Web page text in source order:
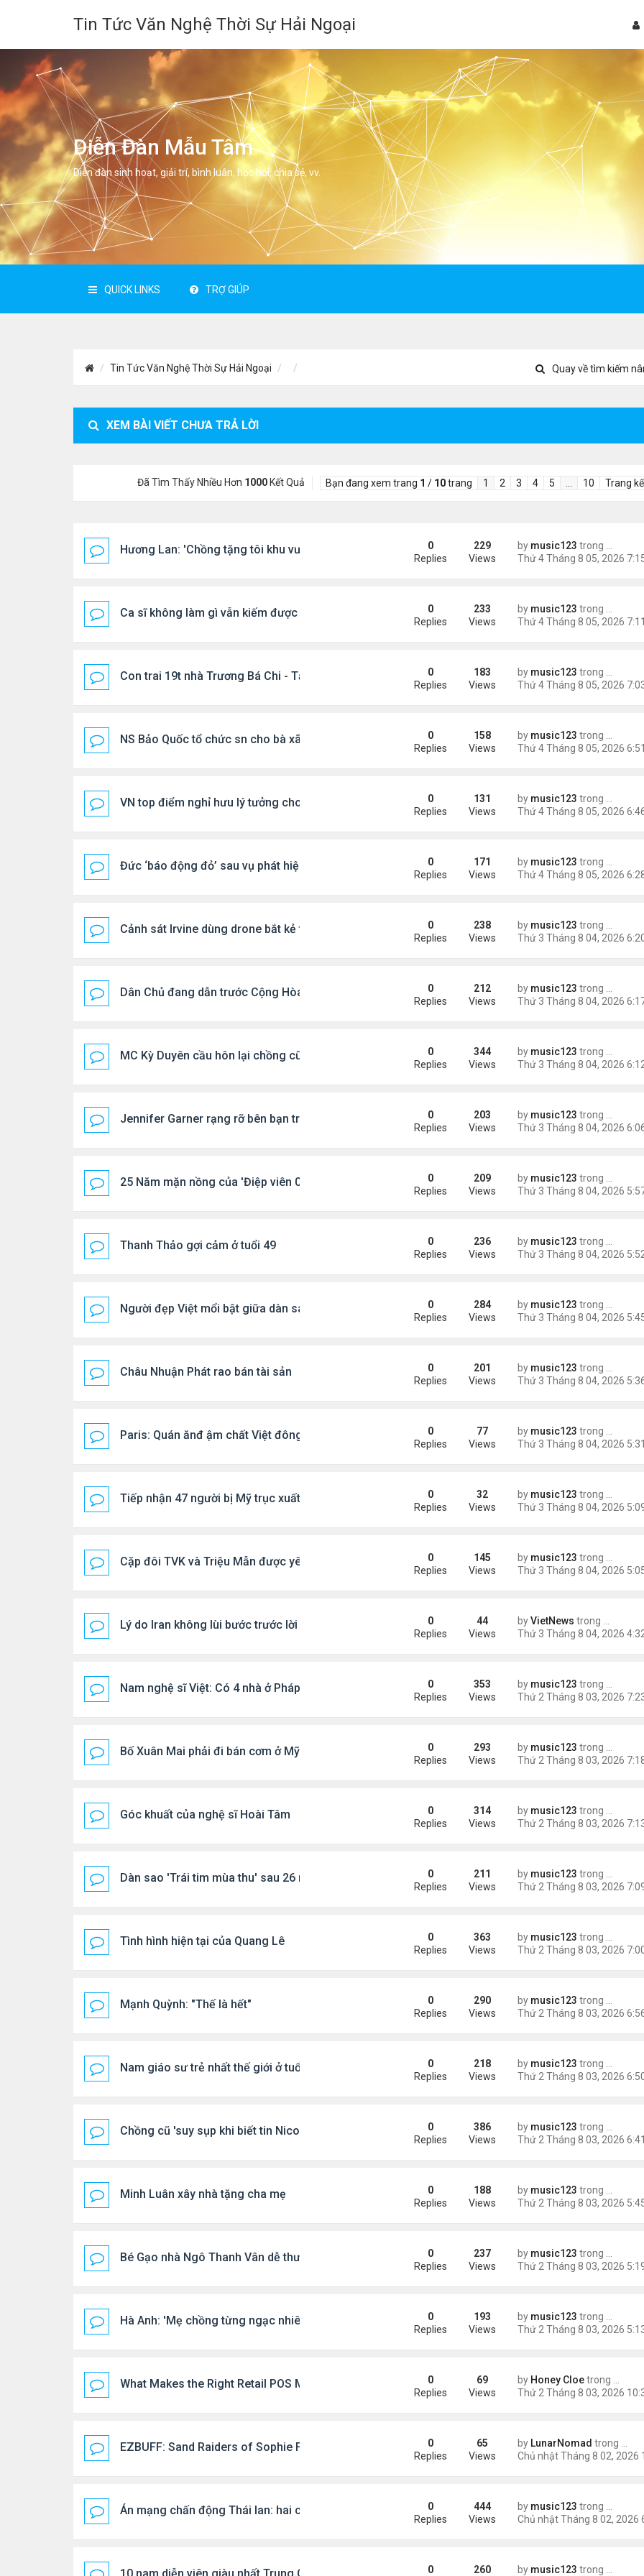
Tin Tức Văn Nghệ Thời Sự Hải Ngoại
Diễn Đàn Mẫu Tâm
Diễn đàn sinh hoạt, giải trí, bình luân, học hỏi, chia sẻ, vv.
QUICK LINKS TRỢ GIÚP
Tin Tức Văn Nghệ Thời Sự Hải Ngoại Quay về tìm kiếm
XEM BÀI VIẾT CHƯA TRẢ LỜI
Đã Tìm Thấy Nhiều Hơn 1000Kết Quả Bạn đang xem trang 1 / 10trang 1 2 3 4 5 10 Trang
Hương Lan: 'Chồng tặng tôi khu vườn tình yêu' by music123 trong
Tin
0
Replies
229
Views
Ca sĩ không làm gì vẫn kiếm được 400 triệu đồng/tháng by music123 trong
Tin
0
Replies
233
Views
Con trai 19t nhà Trương Bá Chi - Tạ Đình Phong by music123 trong
0
Replies
183
Views
NS Bảo Quốc tổ chức sn cho bà xã by music123 trong
0
Replies
158
Views
VN top điểm nghỉ hưu lý tưởng cho người Mỹ by music123 trong
0
Replies
131
Views
Đức ‘báo động đỏ’ sau vụ phát hiện UAV mang chất nổ ở sân bay by music123 trong
0
Replies
171
Views
Cảnh sát Irvine dùng drone bắt kẻ trộm trong Walmart by music123 trong
0
Replies
238
Views
Dân Chủ đang dẫn trước Cộng Hòa trong các cuộc thăm dò dư luận by music123 trong
0
Replies
212
Views
MC Kỳ Duyên cầu hôn lại chồng cũ by music123 trong
0
Replies
344
Views
Jennifer Garner rạng rỡ bên bạn trai kém 6 tuổi by music123 trong
0
Replies
203
Views
25 Năm mặn nồng của 'Điệp viên 007' by music123 trong
0
Replies
209
Views
Thanh Thảo gợi cảm ở tuổi 49 by music123 trong
0
Replies
236
Views
Người đẹp Việt mổi bật giữa dàn sao châu Á by music123 trong
0
Replies
284
Views
Châu Nhuận Phát rao bán tài sản by music123 trong
0
Replies
201
Views
Paris: Quán ănđ ậm chất Việt đông kín khách chờ by music123 trong
0
Replies
77
Views
Tiếp nhận 47 người bị Mỹ trục xuất, Công an khuyến cáo by music123 trong
0
Replies
32
Views
Cặp đôi TVK và Triệu Mẫn được yêu thích nhất by music123 trong
0
Replies
145
Views
Lý do Iran không lùi bước trước lời đe dọa của ông Trump byVietNews trong
0
Replies
44
Views
Nam nghệ sĩ Việt: Có 4 nhà ở Pháp, sống gần tháp Eiffel... by music123 trong
0
Replies
353
Views
Bố Xuân Mai phải đi bán cơm ở Mỹ by music123 trong
0
Replies
293
Views
Góc khuất của nghệ sĩ Hoài Tâm by music123 trong
0
Replies
314
Views
Dàn sao 'Trái tim mùa thu' sau 26 năm by music123 trong
0
Replies
211
Views
Tình hình hiện tại của Quang Lê by music123 trong
0
Replies
363
Views
Mạnh Quỳnh: "Thế là hết" by music123 trong
0
Replies
290
Views
Nam giáo sư trẻ nhất thế giới ở tuổi 18 by music123 trong
0
Replies
218
Views
Chồng cũ 'suy sụp khi biết tin Nicole Kidman có tình mới' by music123 trong
0
Replies
386
Views
Minh Luân xây nhà tặng cha mẹ by music123 trong
0
Replies
188
Views
Bé Gạo nhà Ngô Thanh Vân dễ thương trong tiệc thôi nôi by music123 trong
0
Replies
237
Views
Hà Anh: 'Mẹ chồng từng ngạc nhiên vì tôi luôn trả tiền...' by music123 trong
0
Replies
193
Views
What Makes the Right Retail POS Matter? by Honey Cloetrong
0
Replies
69
Views
EZBUFF: Sand Raiders of Sophie Farming Guide: Best Ways to Collect Valuable Resources
by LunarNomad trong
0
Replies
65
Views
Án mạng chấn động Thái lan: hai chị em người Nga bị giết... by music123 trong
0
Replies
444
Views
by music123 trong
0 260